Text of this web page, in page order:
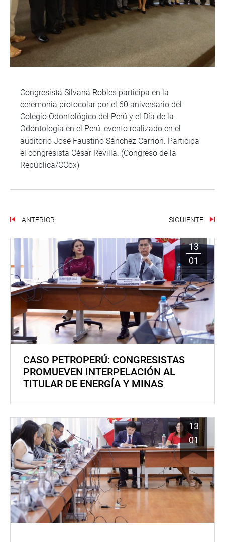
Congresista Silvana Robles participa en la
ceremonia protocolar por el 60 aniversario del
Colegio Odontológico del Perú y el Día de la
Odontología en el Perú, evento realizado en el
auditorio José Faustino Sánchez Carrión. Participa
el congresista César Revilla. (Congreso de la
República/CCox)
ANTERIOR SIGUIENTE
13
01
CASO PETROPERÚ: CONGRESISTAS
PROMUEVEN INTERPELACIÓN AL
TITULAR DE ENERGÍA Y MINAS
13
01